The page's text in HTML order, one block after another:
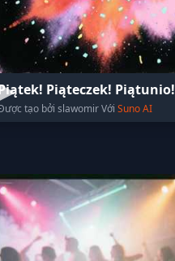
Piąteczek! Piątunio!
tạo bởi slawomir Với Suno AI